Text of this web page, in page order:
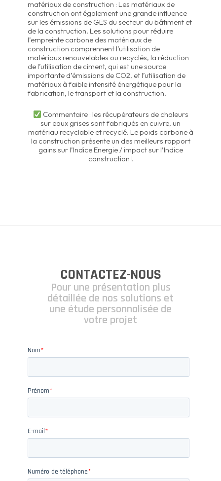
matériaux de construction : Les matériaux de
construction ont également une grande influence
sur les émissions de GES du secteur du bâtiment et
de la construction. Les solutions pour réduire
l’empreinte carbone des matériaux de
construction comprennent l’utilisation de
matériaux renouvelables ou recyclés, la réduction
de l’utilisation de ciment, qui est une source
importante d’émissions de CO2, et l’utilisation de
matériaux à faible intensité énergétique pour la
fabrication, le transport et la construction.
Commentaire : les récupérateurs de chaleurs
sur eaux grises sont fabriqués en cuivre, un
matériau recyclable et recyclé. Le poids carbone à
la construction présente un des meilleurs rapport
gains sur l’Indice Energie / impact sur l’Indice
construction !
CONTACTEZ-NOUS
Pour une présentation plus
détaillée de nos solutions et
une étude personnalisée de
votre projet